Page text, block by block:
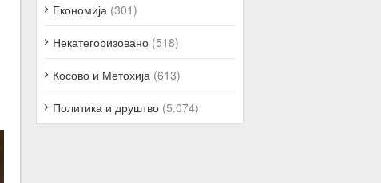
Економија (301)
Некатегоризовано (518)
Косово и Метохија (613)
Политика и друштво (5.074)